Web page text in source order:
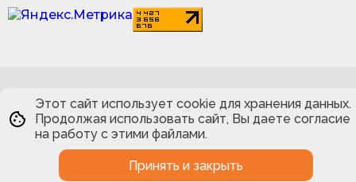
Этот сайт использует cookie для хранения данных.
Продолжая использовать сайт, Вы даете согласие
на работу с этими файлами.
Принять и закрыть